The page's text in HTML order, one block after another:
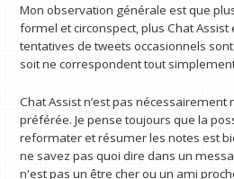
Mon observation générale est que
formel et circonspect, plus Chat Assist
tentatives de tweets occasionnels
soit ne correspondent tout
Chat Assist n’est pas nécessairement
préférée. Je pense toujours que la
reformater et résumer les notes est
ne savez pas quoi dire dans un
n'est pas un être cher ou un ami